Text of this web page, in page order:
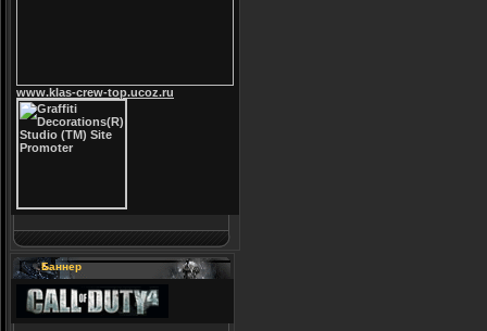
www.klas-crew-top.ucoz.ru
Баннер